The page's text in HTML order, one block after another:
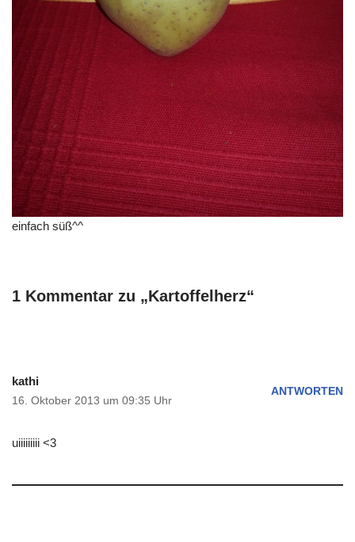
einfach süß^^
1 Kommentar zu „Kartoffelherz“
kathi
16. Oktober 2013 um 09:35 Uhr
ANTWORTEN
uiiiiiiiii <3